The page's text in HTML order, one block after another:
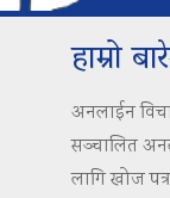
हाम्रो
अनलाईन
सञ्चालित
लागि खोज